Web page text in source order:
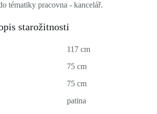
tématiky pracovna - kancelář.
starožitnosti
117 cm
75 cm
75 cm
patina